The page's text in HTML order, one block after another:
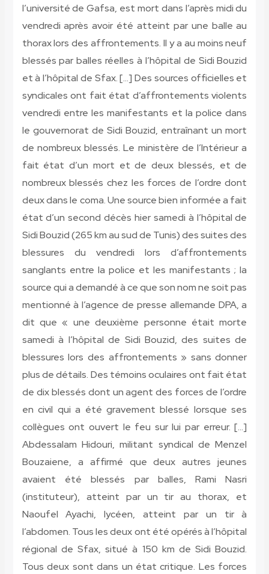
l’université de Gafsa, est mort dans l’après midi du
vendredi après avoir été atteint par une balle au
thorax lors des affrontements. Il y a au moins neuf
blessés par balles réelles à l’hôpital de Sidi Bouzid
et à l’hôpital de Sfax. […] Des sources officielles et
syndicales ont fait état d’affrontements violents
vendredi entre les manifestants et la police dans
le gouvernorat de Sidi Bouzid, entraînant un mort
de nombreux blessés. Le ministère de l’Intérieur a
fait état d’un mort et de deux blessés, et de
nombreux blessés chez les forces de l’ordre dont
deux dans le coma. Une source bien informée a fait
état d’un second décès hier samedi à l’hôpital de
Sidi Bouzid (265 km au sud de Tunis) des suites des
blessures du vendredi lors d’affrontements
sanglants entre la police et les manifestants ; la
source qui a demandé à ce que son nom ne soit pas
mentionné à l’agence de presse allemande DPA, a
dit que « une deuxième personne était morte
samedi à l’hôpital de Sidi Bouzid, des suites de
blessures lors des affrontements » sans donner
plus de détails. Des témoins oculaires ont fait état
de dix blessés dont un agent des forces de l’ordre
en civil qui a été gravement blessé lorsque ses
collègues ont ouvert le feu sur lui par erreur. […]
Abdessalam Hidouri, militant syndical de Menzel
Bouzaiene, a affirmé que deux autres jeunes
avaient été blessés par balles, Rami Nasri
(instituteur), atteint par un tir au thorax, et
Naoufel Ayachi, lycéen, atteint par un tir à
l’abdomen. Tous les deux ont été opérés à l’hôpital
régional de Sfax, situé à 150 km de Sidi Bouzid.
Tous deux sont dans un état critique. Les forces